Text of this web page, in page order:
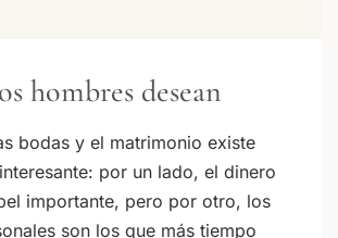
hombres desean
bodas y el matrimonio existe
por un lado, el dinero
importante, pero por otro, los
son los que más tiempo